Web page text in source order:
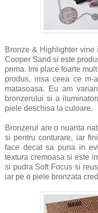
Bronze & Highlighter
Cooper Sand si este
prima. Imi place foarte
produs, insa ceea ce m-
matasoasa. Eu am
bronzerului si a
piele deschisa la culoare.
Bronzerul are o nuanta
si pentru conturare, iar
face decat sa puna in
textura cremoasa si este
si pudra Soft Focus si
iar pe o piele bronzata